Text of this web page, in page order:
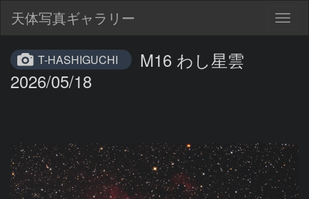
天体写真ギャラリー
T-HASHIGUCHI
M16 わし星雲
2026/05/18